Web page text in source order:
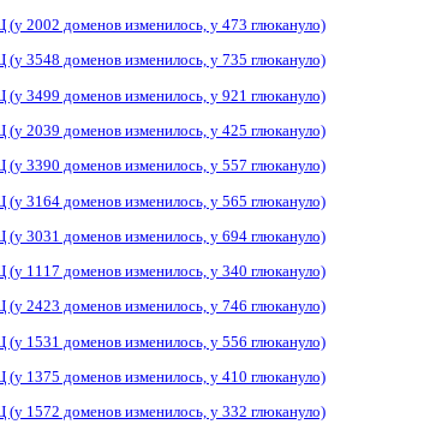
(у 2002 доменов изменилось, у 473 глюкануло)
3548 доменов изменилось, у 735 глюкануло)
(у 3499 доменов изменилось, у 921 глюкануло)
(у 2039 доменов изменилось, у 425 глюкануло)
3390 доменов изменилось, у 557 глюкануло)
(у 3164 доменов изменилось, у 565 глюкануло)
(у 3031 доменов изменилось, у 694 глюкануло)
1117 доменов изменилось, у 340 глюкануло)
2423 доменов изменилось, у 746 глюкануло)
(у 1531 доменов изменилось, у 556 глюкануло)
1375 доменов изменилось, у 410 глюкануло)
1572 доменов изменилось, у 332 глюкануло)